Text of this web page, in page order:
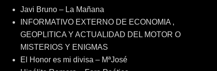
Javi Bruno – La Mañana
INFORMATIVO EXTERNO DE ECONOMIA ,
GEOPLITICA Y ACTUALIDAD DEL MOTOR O
MISTERIOS Y ENIGMAS
El Honor es mi divisa – MªJosé